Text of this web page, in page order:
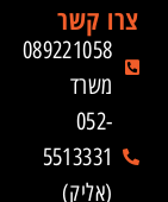
צרו קשר
089221058
משרד
052-
5513331
(אליק)